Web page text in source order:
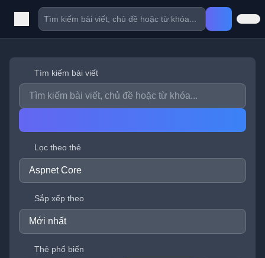
Tìm kiếm bài viết
Lọc theo thẻ
Sắp xếp theo
Thẻ phổ biến